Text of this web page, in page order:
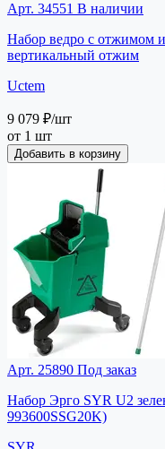
Арт. 34551 В наличии
Набор ведро с отжимом и
вертикальный отжим
Uctem
9 079 ₽/шт
от 1 шт
Добавить в корзину
Арт. 25890 Под заказ
Набор Эрго SYR U2
993600SSG20K)